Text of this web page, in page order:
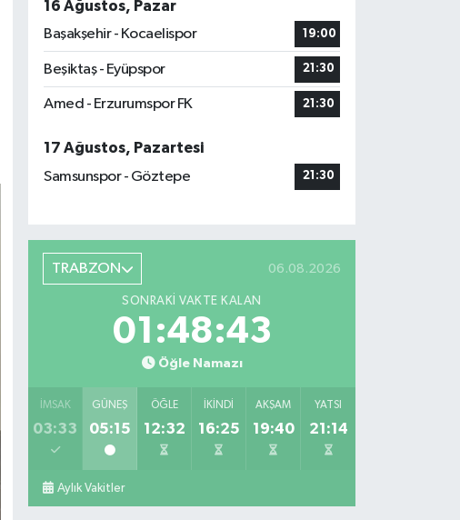
16 Ağustos, Pazar
Başakşehir - Kocaelispor
19:00
Beşiktaş - Eyüpspor 21:30
Amed - Erzurumspor FK 21:30
17 Ağustos, Pazartesi
Samsunspor - Göztepe
21:30
TRABZON 06.08.2026
SONRAKI VAKTE KALAN
01:48:42
Öğle Namazı
İMSAK
03:33
GÜNEŞ
05:15
ÖĞLE
12:32
İKINDI
16:25
AKŞAM
19:40
YATSI
21:14
Aylık Vakitler